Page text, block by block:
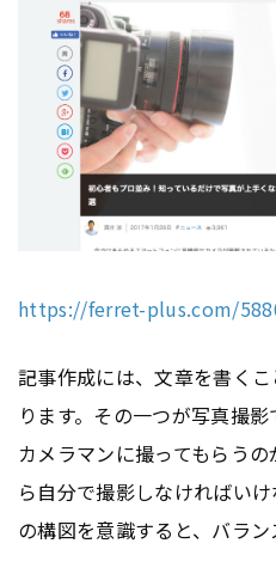
https://ferret-plus.com/
記事作成には、文章を書く
ります。その一つが写真撮影
カメラマンに撮ってもらう
ら自分で撮影しなければい
の構図を意識すると、バラン